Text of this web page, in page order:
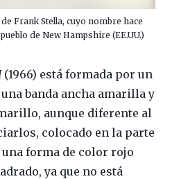
Frank Stella, cuyo nombre hace
de New Hampshire (EE.UU.)
(1966) está formada por un
banda ancha amarilla y
aunque diferente al
colocado en la parte
forma de color rojo
ya que no está